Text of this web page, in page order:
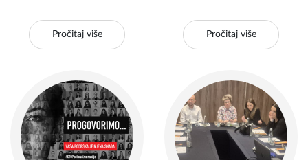
Pročitaj više Pročitaj više